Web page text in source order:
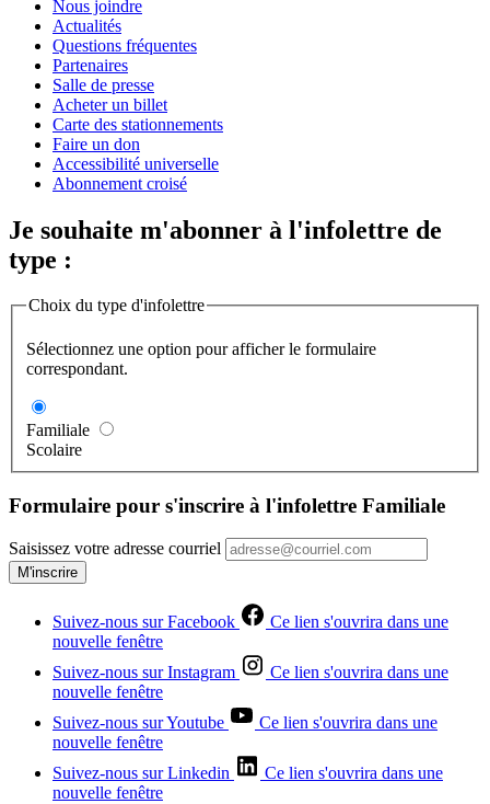
Nous joindre
Actualités
Questions fréquentes
Partenaires
Salle de presse
Acheter un billet
Carte des stationnements
Faire un don
Accessibilité universelle
Abonnement croisé
Je souhaite m'abonner à l'infolettre de
type :
Choix du type d'infolettre
Sélectionnez une option pour afficher le formulaire
correspondant.
Familiale
Scolaire
Formulaire pour s'inscrire à l'infolettre Familiale
Saisissez votre adresse courriel
M'inscrire
Suivez-nous sur Facebook
Ce lien s'ouvrira dans une
nouvelle fenêtre
Suivez-nous sur Instagram
Ce lien s'ouvrira dans une
nouvelle fenêtre
Suivez-nous sur Youtube
Ce lien s'ouvrira dans une
nouvelle fenêtre
Suivez-nous sur Linkedin
Ce lien s'ouvrira dans une
nouvelle fenêtre